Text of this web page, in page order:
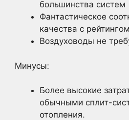
большинства систем
Фантастическое
качества с
Воздуховоды не
Минусы:
Более высокие
обычными сплит-
отопления.